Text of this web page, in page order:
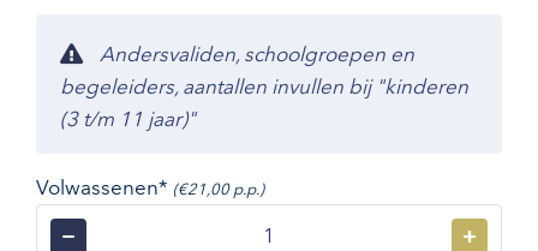
Andersvaliden, schoolgroepen en
begeleiders, aantallen invullen bij "kinderen
(3 t/m 11 jaar)"
Volwassenen* (€21,00 p.p.)
− +